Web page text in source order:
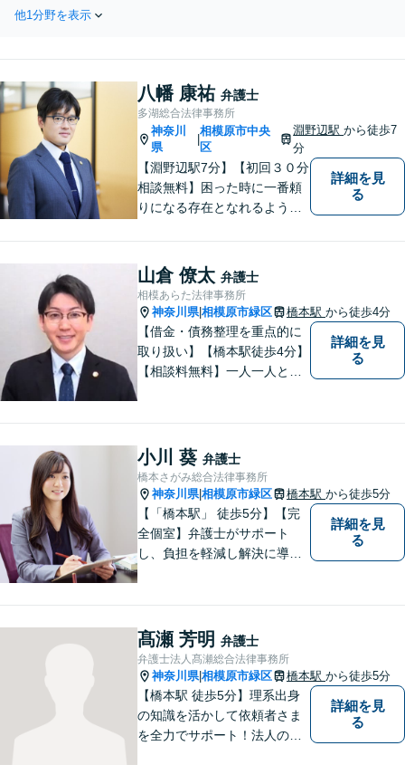
談ください。【車椅子での来所可
他1分野を表示
八幡 康祐 弁護士
多湖総合法律事務所
神奈川
県
相模原市中央
区
淵野辺駅から徒歩7
分
【淵野辺駅7分】【初回３０分
相談無料】困った時に一番頼
りになる存在となれるよう、
題解決を心がけております。
お電話の際に『ココナラ経由
で八幡弁護士に相談希望』と
お伝え下さい。
詳細を見
る
山倉 僚太 弁護士
相模あらた法律事務所
神奈川県|相模原市緑区 橋本駅 から徒歩4分
【借金・債務整理を重点的に
取り扱い】【橋本駅徒歩4分】
【相談料無料】一人一人と誠
談可能(事前予約制)】
詳細を見
る
小川 葵 弁護士
橋本さがみ総合法律事務所
神奈川県|相模原市緑区 橋本駅 から徒歩5分
【「橋本駅」 徒歩5分】【完
全個室】弁護士がサポート
し、負担を軽減し解決に導き
はご相談いただき、今後の進
め方を一緒に考えましょう。
【法テラス利用可】
詳細を見
る
髙瀬 芳明 弁護士
弁護士法人髙瀬総合法律事務所
神奈川県|相模原市緑区 橋本駅 から徒歩5分
【橋本駅 徒歩5分】理系出身
の知識を活かして依頼者さま
を全力でサポート！法人のお
詳細を見
る